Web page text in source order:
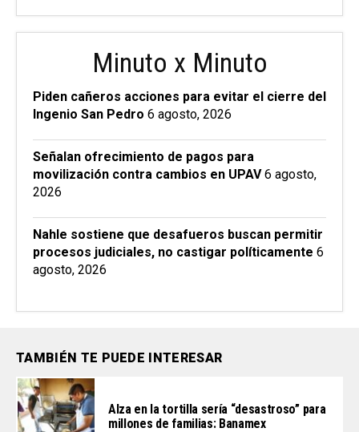
Minuto x Minuto
Piden cañeros acciones para evitar el cierre del
Ingenio San Pedro 6 agosto, 2026
Señalan ofrecimiento de pagos para
movilización contra cambios en UPAV 6 agosto,
2026
Nahle sostiene que desafueros buscan permitir
procesos judiciales, no castigar políticamente 6
agosto, 2026
TAMBIÉN TE PUEDE INTERESAR
Alza en la tortilla sería “desastroso” para
millones de familias: Banamex